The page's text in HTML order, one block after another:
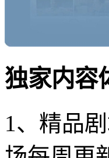
独家内容
1、精品